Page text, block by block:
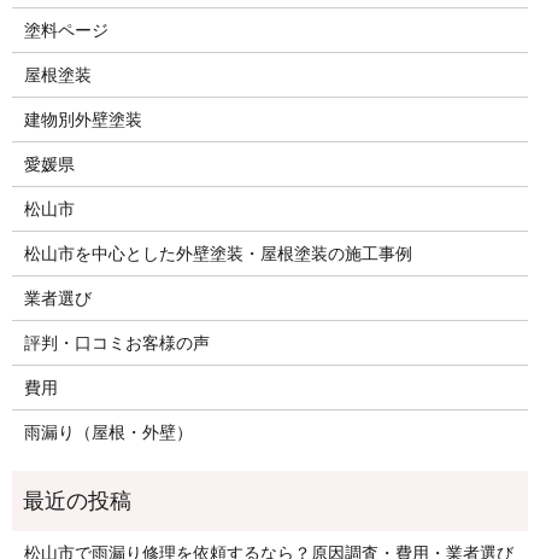
塗料ページ
屋根塗装
建物別外壁塗装
愛媛県
松山市
松山市を中心とした外壁塗装・屋根塗装の施工事例
業者選び
評判・口コミお客様の声
費用
雨漏り（屋根・外壁）
松山市で雨漏り修理を依頼するなら？原因調査・費用・業者選び